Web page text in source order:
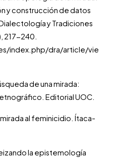
y construcción de datos
y Tradiciones
217-240.
index.php/dra/article/vie
de una mirada:
Editorial UOC.
al feminicidio. Ítaca-
la epistemología